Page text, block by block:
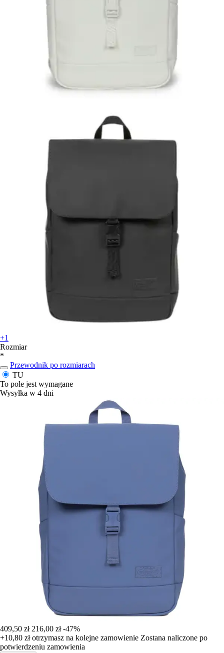
+1
Rozmiar
*
Przewodnik po rozmiarach
TU
To pole jest wymagane
Wysyłka w 4 dni
409,50 zł 216,00 zł -47%
+10,80 złotrzymasz na kolejne zamowienie Zostana naliczone po
potwierdzeniu zamowienia